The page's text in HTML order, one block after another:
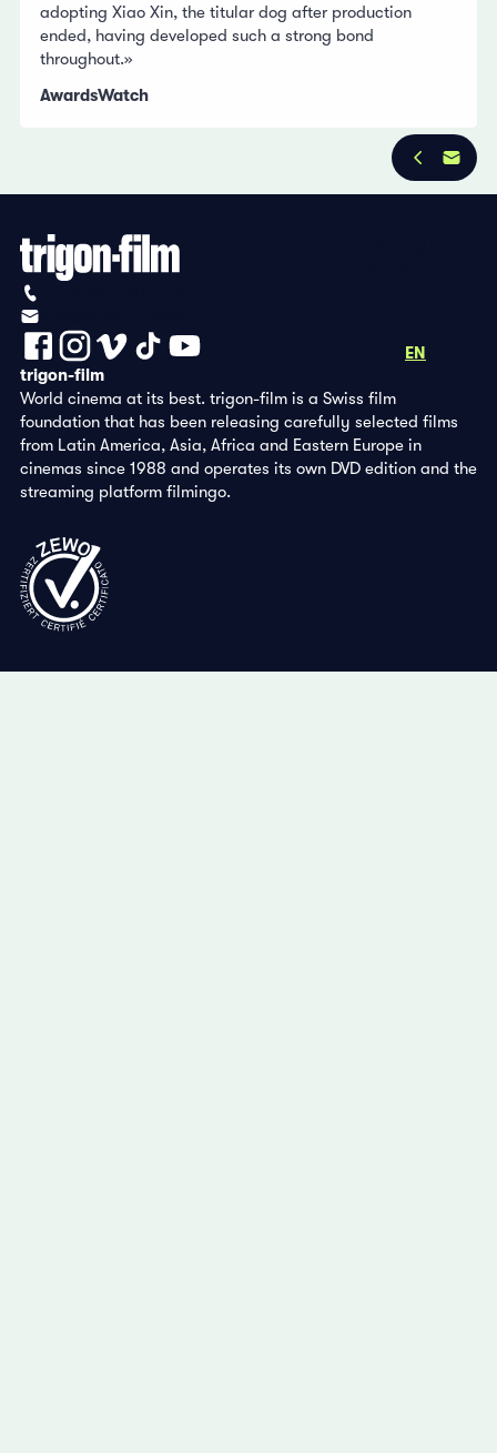
adopting Xiao Xin, the titular dog after production
ended, having developed such a strong bond
throughout.»
AwardsWatch
EN
trigon-film
World cinema at its best. trigon-film is a Swiss film
foundation that has been releasing carefully selected films
from Latin America, Asia, Africa and Eastern Europe in
cinemas since 1988 and operates its own DVD edition and the
streaming platform filmingo.